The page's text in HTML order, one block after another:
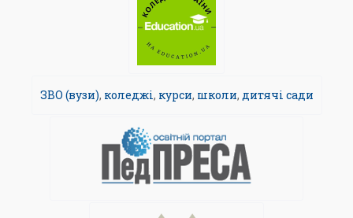
ЗВО (вузи), коледжі, курси, школи, дитячі сади